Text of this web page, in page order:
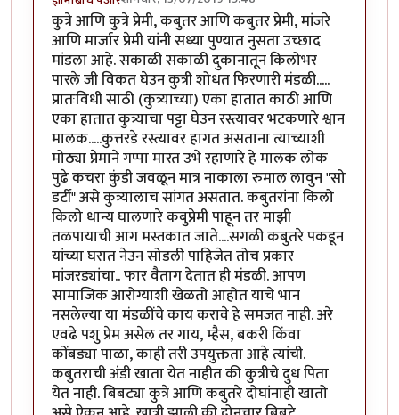
कुत्रे आणि कुत्रे प्रेमी, कबुतर आणि कबुतर प्रेमी, मांजरे
आणि मार्जार प्रेमी यांनी सध्या पुण्यात नुसता उच्छाद
मांडला आहे. सकाळी सकाळी दुकानातून किलोभर
पारले जी विकत घेउन कुत्री शोधत फिरणारी मंडळी.....
प्रातःविधी साठी (कुत्र्याच्या) एका हातात काठी आणि
एका हातात कुत्र्याचा पट्टा घेउन रस्त्यावर भटकणारे श्वान
मालक.....कुत्तरडे रस्त्यावर हागत असताना त्याच्याशी
मोठ्या प्रेमाने गप्पा मारत उभे रहाणारे हे मालक लोक
पुढे कचरा कुंडी जवळून मात्र नाकाला रुमाल लावुन "सो
डर्टी" असे कुत्र्यालाच सांगत असतात. कबुतरांना किलो
किलो धान्य घालणारे कबुप्रेमी पाहून तर माझी
तळपायाची आग मस्तकात जाते....सगळी कबुतरे पकडून
यांच्या घरात नेउन सोडली पाहिजेत तोच प्रकार
मांजरड्यांचा.. फार वैताग देतात ही मंडळी. आपण
सामाजिक आरोग्याशी खेळतो आहोत याचे भान
नसलेल्या या मंडळींचे काय करावे हे समजत नाही. अरे
एवढे पशु प्रेम असेल तर गाय, म्हैस, बकरी किंवा
कोंबड्या पाळा, काही तरी उपयुक्तता आहे त्यांची.
कबुतराची अंडी खाता येत नाहीत की कुत्रीचे दुध पिता
येत नाही. बिबट्या कुत्रे आणि कबुतरे दोघांनाही खातो